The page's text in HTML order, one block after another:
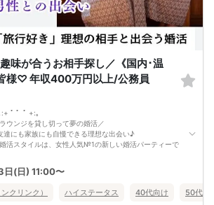
別無料♪
定 ★
日の流れ
現金支払
下さい★
ント説明
ーク ]
入 ]
回収 ]
退室 ]
ます
味が合うお相手探し／《国内･温
様♡ 年収400万円以上/公務員
ﾟ ゜ﾟ +:｡
ウンジを貸し切って夢の婚活／
達にも家族にも自慢できる理想な出会い♪
活スタイルは、女性人気№1の新しい婚活パーティーで
恋人と一緒に出かけたい方♡」
などの男性限定
日(日) 11:00〜
クリンク） ハイステータス 40代向け 50代向